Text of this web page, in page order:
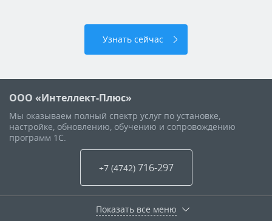
Узнать сейчас
ООО «Интеллект-Плюс»
Мы оказываем полный спектр услуг по установке,
настройке, обновлению, обучению и сопровождению
программ 1С.
+7 (4742) 716-297
Показать все меню